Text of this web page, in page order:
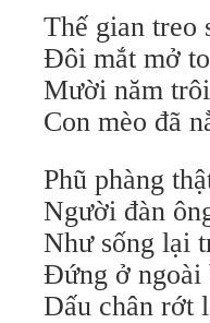
Thế gian treo
Đôi mắt mở
Mười năm
Con mèo đã
Phũ phàng
Người đàn
Như sống lại
Đứng ở ngoài
Dấu chân rớt